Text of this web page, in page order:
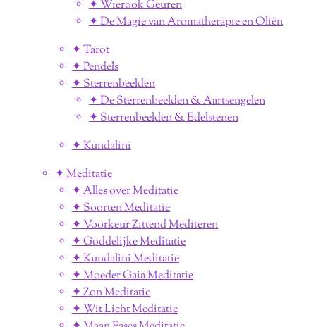
✦ Wierook Geuren
✦ De Magie van Aromatherapie en Oliën
✦ Tarot
✦ Pendels
✦ Sterrenbeelden
✦ De Sterrenbeelden & Aartsengelen
✦ Sterrenbeelden & Edelstenen
✦ Kundalini
✦ Meditatie
✦ Alles over Meditatie
✦ Soorten Meditatie
✦ Voorkeur Zittend Mediteren
✦ Goddelijke Meditatie
✦ Kundalini Meditatie
✦ Moeder Gaia Meditatie
✦ Zon Meditatie
✦ Wit Licht Meditatie